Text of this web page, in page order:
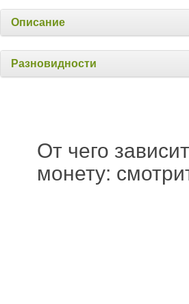
Описание
Разновидности
От чего
монету: